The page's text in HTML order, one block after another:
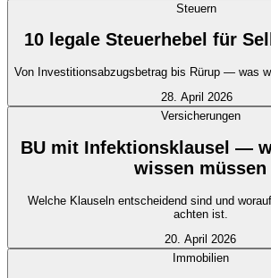
Steuern
10 legale Steuerhebel für
Von Investitionsabzugsbetrag bis Rürup — was
28. April 2026
Versicherungen
BU mit Infektionsklausel —
wissen müssen
Welche Klauseln entscheidend sind und
achten ist.
20. April 2026
Immobilien